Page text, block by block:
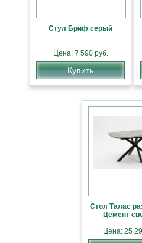
Стул Бриф серый
Цена: 7 590 руб.
Купить
Стол Талас
Цемент
Цена: 25